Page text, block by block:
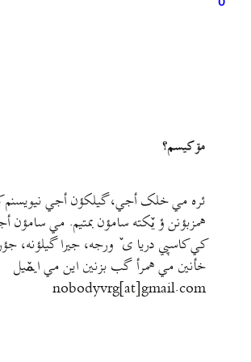
مۊ کيسم؟
ئره مي خلک أجي، گيلکؤن أجي
همزبؤنن ؤ يٚکته سامؤن بمتيم. مي سامؤن
کي کاسپي دريا ی ٚ ورجه، جيرا گيلؤنه،
خأنين مي همرأ گب بزنين اين مي ايمٚیل‌ ‌
nobodyvrg[at]gmail.com